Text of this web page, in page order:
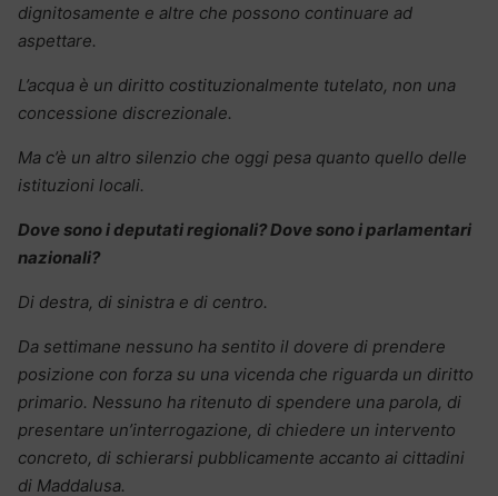
dignitosamente e altre che possono continuare ad
aspettare.
L’acqua è un diritto costituzionalmente tutelato, non una
concessione discrezionale.
Ma c’è un altro silenzio che oggi pesa quanto quello delle
istituzioni locali.
Dove sono i deputati regionali? Dove sono i parlamentari
nazionali?
Di destra, di sinistra e di centro.
Da settimane nessuno ha sentito il dovere di prendere
posizione con forza su una vicenda che riguarda un diritto
primario. Nessuno ha ritenuto di spendere una parola, di
presentare un’interrogazione, di chiedere un intervento
concreto, di schierarsi pubblicamente accanto ai cittadini
di Maddalusa.